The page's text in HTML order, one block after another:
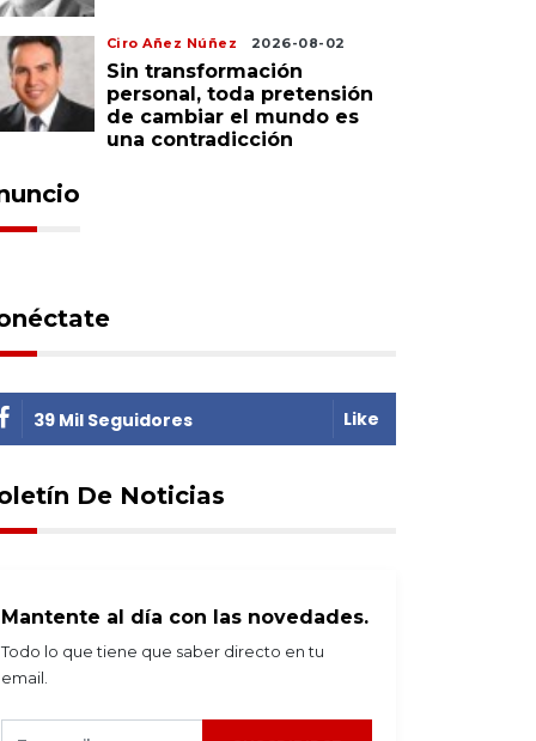
Ciro Añez Núñez 2026-08-02
Sin transformación
personal, toda pretensión
de cambiar el mundo es
una contradicción
39 Mil Seguidores Like
De Noticias
Mantente al día con las novedades.
Todo lo que tiene que saber directo en tu
email.